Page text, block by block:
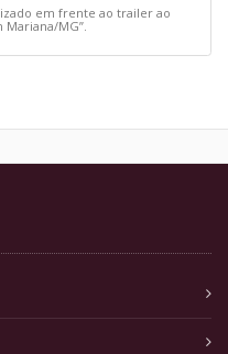
em frente ao trailer ao
MG”.